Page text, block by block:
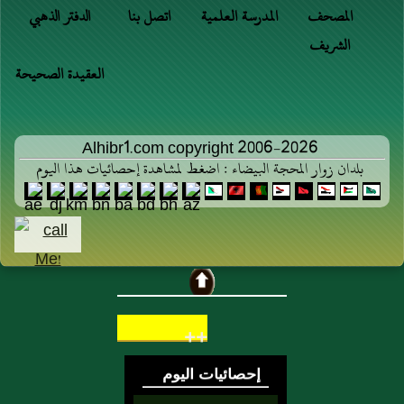
الدفتر الذهبي اتصل بنا المدرسة العلمية
المصحف
الشريف
العقيدة الصحيحة
Alhibr1.com copyright 2006-2026
بلدان زوار المحجة البيضاء : اضغط لمشاهدة إحصائيات هذا اليوم
++